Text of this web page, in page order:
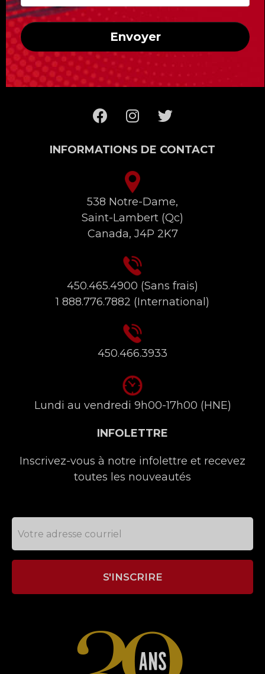
voulez assister, Formula Tours vous propose
les meilleurs billets disponibles, des hôtels
de première classe, des transferts privés au
circuit et un accès uniquement réservé aux
clients de Formula Tours !
INFORMATIONS DE CONTACT
538 Notre-Dame,
Saint-Lambert (Qc)
Canada, J4P 2K7
450.465.4900 (Sans frais)
1 888.776.7882 (International)
450.466.3933
Lundi au vendredi 9h00-17h00 (HNE)
INFOLETTRE
Inscrivez-vous à notre infolettre et recevez
toutes les nouveautés
Envoyer